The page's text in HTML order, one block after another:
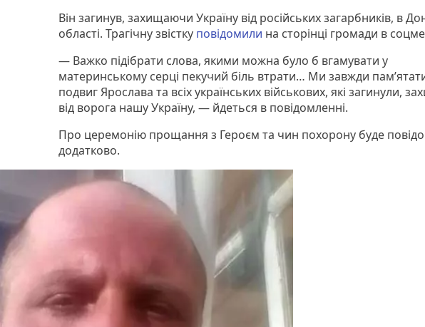
Він загинув, захищаючи Україну від російських загарбників, в
області. Трагічну звістку повідомили на сторінці громади в
— Важко підібрати слова, якими можна було б вгамувати у
материнському серці пекучий біль втрати… Ми завжди
подвиг Ярослава та всіх українських військових, які загинули,
від ворога нашу Україну, — йдеться в повідомленні.
Про церемонію прощання з Героєм та чин похорону буде
додатково.